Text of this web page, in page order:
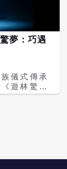
夢：巧遇
儀式傳承
遊林驚
在臺北表
地，並於
（Tate